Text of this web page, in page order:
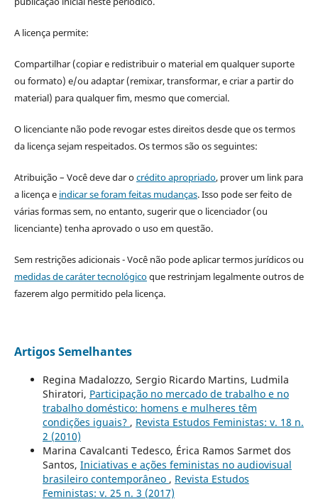
A licença permite:
Compartilhar (copiar e redistribuir o material em qualquer suporte
ou formato) e/ou adaptar (remixar, transformar, e criar a partir do
material) para qualquer fim, mesmo que comercial.
O licenciante não pode revogar estes direitos desde que os termos
da licença sejam respeitados. Os termos são os seguintes:
Atribuição – Você deve dar ocrédito apropriado, prover um link para
a licença e indicar se foram feitas mudanças. Isso pode ser feito de
várias formas sem, no entanto, sugerir que o licenciador (ou
licenciante) tenha aprovado o uso em questão.
Sem restrições adicionais - Você não pode aplicar termos jurídicos ou
medidas de caráter tecnológicoque restrinjam legalmente outros de
fazerem algo permitido pela licença.
Artigos Semelhantes
Regina Madalozzo, Sergio Ricardo Martins, Ludmila
Shiratori, Participação no mercado de trabalho e no
trabalho doméstico: homens e mulheres têm
condições iguais? , Revista Estudos Feministas: v. 18 n.
2 (2010)
Marina Cavalcanti Tedesco, Érica Ramos Sarmet dos
Santos, Iniciativas e ações feministas no audiovisual
brasileiro contemporâneo , Revista Estudos
Feministas: v. 25 n. 3 (2017)